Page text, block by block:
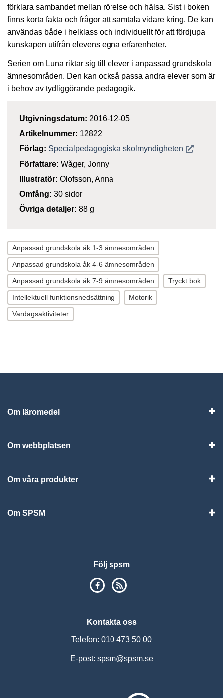
förklara sambandet mellan rörelse och hälsa. Sist i boken
finns korta fakta och frågor att samtala vidare kring. De kan
användas både i helklass och individuellt för att fördjupa
kunskapen utifrån elevens egna erfarenheter.
Serien om Luna riktar sig till elever i anpassad grundskola
ämnesområden. Den kan också passa andra elever som är
i behov av tydliggörande pedagogik.
Utgivningsdatum: 2016-12-05
Artikelnummer: 12822
Förlag: Specialpedagogiska skolmyndigheten Öppnas i
Författare: Wåger, Jonny
Illustratör: Olofsson, Anna
Omfång: 30 sidor
Övriga detaljer: 88 g
Anpassad grundskola åk 1-3 ämnesområden
Anpassad grundskola åk 4-6 ämnesområden
Anpassad grundskola åk 7-9 ämnesområden Tryckt bok
Intellektuell funktionsnedsättning Motorik
Vardagsaktiviteter
Om läromedel
Om webbplatsen
Om våra produkter
Om SPSM
Följ spsm
SPSM på Facebook
Kontakta oss
Telefon: 010 473 50 00
E-post: spsm@spsm.se